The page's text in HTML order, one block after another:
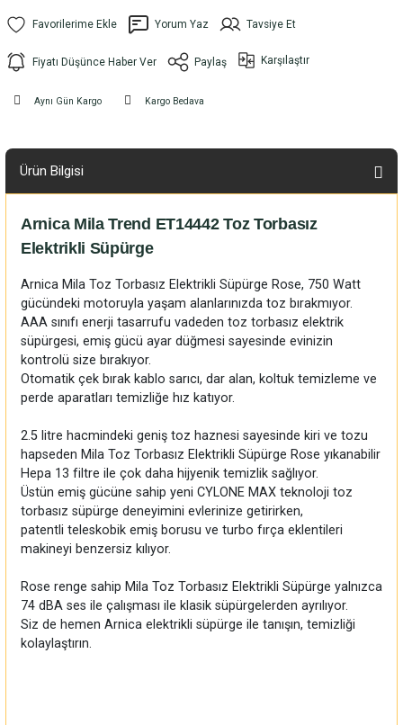
Yorum Yaz Tavsiye Et
Fiyatı Düşünce Haber Ver Paylaş Karşılaştır
Aynı Gün Kargo Kargo Bedava
Ürün Bilgisi
Arnica Mila Trend ET14442 Toz Torbasız
Elektrikli Süpürge
Arnica Mila Toz Torbasız Elektrikli Süpürge Rose, 750 Watt
gücündeki motoruyla yaşam alanlarınızda toz bırakmıyor.
AAA sınıfı enerji tasarrufu vadeden toz torbasız elektrik
süpürgesi, emiş gücü ayar düğmesi sayesinde evinizin
kontrolü size bırakıyor.
Otomatik çek bırak kablo sarıcı, dar alan, koltuk temizleme ve
perde aparatları temizliğe hız katıyor.
2.5 litre hacmindeki geniş toz haznesi sayesinde kiri ve tozu
hapseden Mila Toz Torbasız Elektrikli Süpürge Rose yıkanabilir
Hepa 13 filtre ile çok daha hijyenik temizlik sağlıyor.
Üstün emiş gücüne sahip yeni CYLONE MAX teknoloji toz
torbasız süpürge deneyimini evlerinize getirirken,
patentli teleskobik emiş borusu ve turbo fırça eklentileri
makineyi benzersiz kılıyor.
Rose renge sahip Mila Toz Torbasız Elektrikli Süpürge yalnızca
74 dBA ses ile çalışması ile klasik süpürgelerden ayrılıyor.
Siz de hemen Arnica elektrikli süpürge ile tanışın, temizliği
kolaylaştırın.